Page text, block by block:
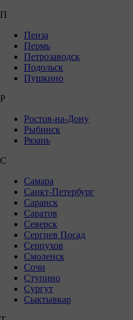
П
Пенза
Пермь
Петрозаводск
Подольск
Пушкино
Р
Ростов-на-Дону
Рыбинск
Рязань
С
Самара
Санкт-Петербург
Саранск
Саратов
Северск
Сергиев Посад
Серпухов
Смоленск
Сочи
Ступино
Сургут
Сыктывкар